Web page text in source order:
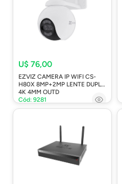
U$ 76,00
EZVIZ CAMERA IP WIFI CS-
H80X 8MP+2MP LENTE DUPLA
4K 4MM OUTD
Cód: 9281